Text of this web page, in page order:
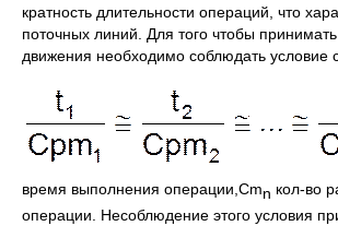
кратность длительности операций, что
поточных линий. Для того чтобы принимать
движения необходимо соблюдать условие
время выполнения операции,Cmn кол-во
операции. Несоблюдение этого условия